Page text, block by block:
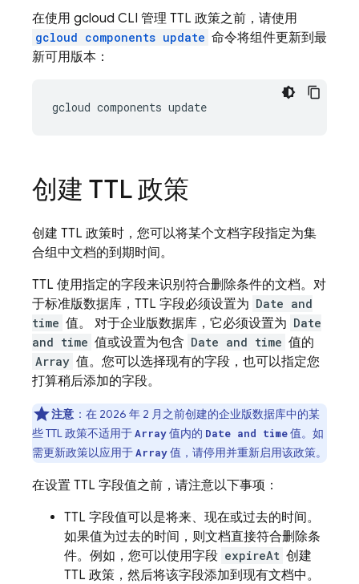
在使用 gcloud CLI 管理 TTL 政策之前，请使用
gcloud components update 命令将组件更新到最
新可用版本：
gcloud components
创建 TTL 政策
创建 TTL 政策时，您可以将某个文档字段指定为集
合组中文档的到期时间。
TTL 使用指定的字段来识别符合删除条件的文档。对
于标准版数据库，TTL 字段必须设置为 Date and
time 值。 对于企业版数据库，它必须设置为 Date
and time 值或设置为包含 Date and time 值的
Array 值。您可以选择现有的字段，也可以指定您
打算稍后添加的字段。
注意 ： 在 2026 年 2 月之前创建的企业版数据库中的某
些 TTL 政策不适用于Array值内的 Date and time值。如
需更新政策以应用于Array值，请停用并重新启用该政策。
在设置 TTL 字段值之前，请注意以下事项：
TTL 字段值可以是将来、现在或过去的时间。
如果值为过去的时间，则文档直接符合删除条
件。例如，您可以使用字段 expireAt 创建
TTL 政策，然后将该字段添加到现有文档中。